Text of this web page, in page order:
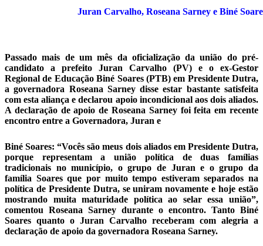
Juran Carvalho, Roseana Sarney e Biné
Passado mais de um mês da oficialização da união do pré-
candidato a prefeito Juran Carvalho (PV) e o ex-Gestor
Regional de Educação Biné Soares (PTB) em Presidente Dutra,
a governadora Roseana Sarney disse estar bastante satisfeita
com esta aliança e declarou apoio incondicional aos dois aliados.
A declaração de apoio de Roseana Sarney foi feita em recente
encontro entre a Governadora, Juran e
Biné Soares: “Vocês são meus dois aliados em Presidente Dutra,
porque representam a união política de duas famílias
tradicionais no município, o grupo de Juran e o grupo da
família Soares que por muito tempo estiveram separados na
política de Presidente Dutra, se uniram novamente e hoje estão
mostrando muita maturidade política ao selar essa união”,
comentou Roseana Sarney durante o encontro. Tanto Biné
Soares quanto o Juran Carvalho receberam com alegria a
declaração de apoio da governadora Roseana Sarney.